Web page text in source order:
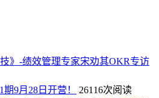
》-绩效管理专家宋劝其OKR专访
9月28日开营！
26116次阅读